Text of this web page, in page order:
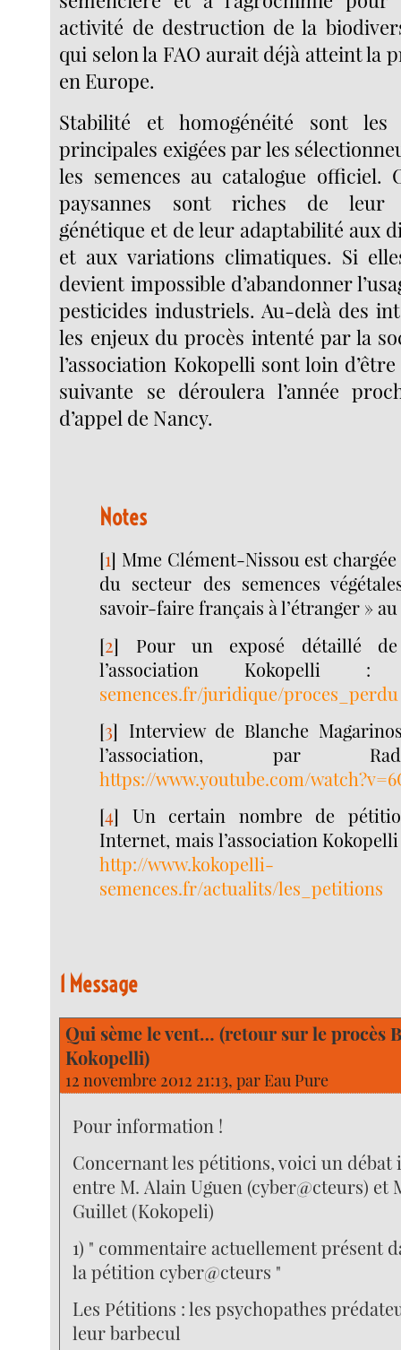
activité de destruction de la
qui selon la FAO aurait déjà atteint la
en Europe.
Stabilité et homogénéité sont les
principales exigées par les
les semences au catalogue officiel.
paysannes sont riches de leur
génétique et de leur adaptabilité aux
et aux variations climatiques. Si
devient impossible d’abandonner
pesticides industriels. Au-delà des
les enjeux du procès intenté par la
l’association Kokopelli sont loin d’être
suivante se déroulera l’année
d’appel de Nancy.
Notes
[1] Mme Clément-Nissou est
du secteur des semences
savoir-faire français à l’étranger »
[2] Pour un exposé détaillé
l’association
semences.fr/juridique/proces_perdu
[3] Interview de Blanche
l’association, par
https://www.youtube.com/
[4] Un certain nombre de
Internet, mais l’association Kokopelli
http://www.kokopelli-
semences.fr/actualits/les_petitions
1 Message
Qui sème le vent… (retour sur le procès
Kokopelli)
12 novembre 2012 21:13, par Eau Pure
Pour information !
Concernant les pétitions, voici un débat
entre M. Alain Uguen (cyber@cteurs) et
Guillet (Kokopeli)
1) " commentaire actuellement présent
la pétition cyber@cteurs "
Les Pétitions : les psychopathes
leur barbecul